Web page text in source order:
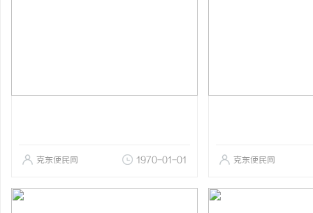
克东便民网 1970-01-01 克东便民网